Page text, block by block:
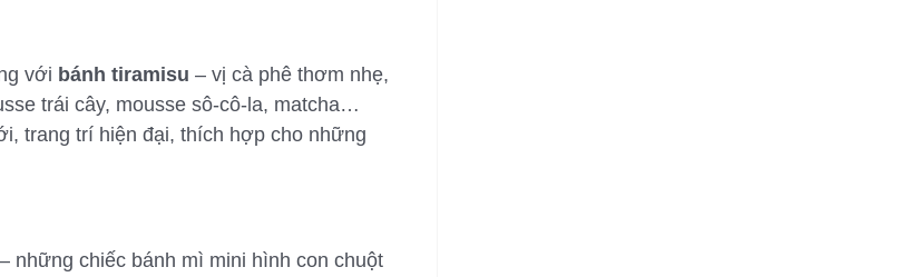
với bánh tiramisu – vị cà phê thơm nhẹ,
trái cây, mousse sô-cô-la, matcha…
trang trí hiện đại, thích hợp cho những
– những chiếc bánh mì mini hình con chuột